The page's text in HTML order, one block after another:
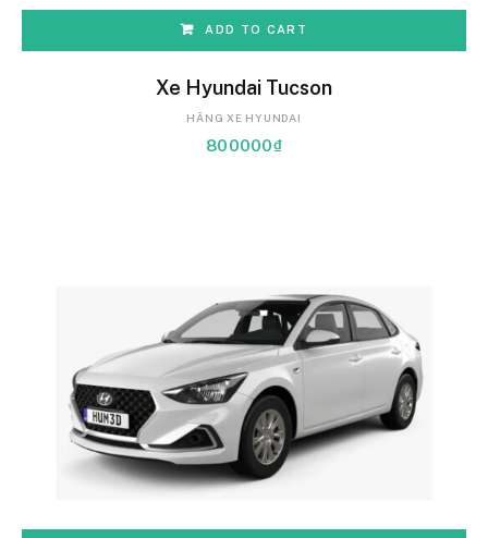
ADD TO CART
Xe Hyundai Tucson
HÃNG XE HYUNDAI
800000₫